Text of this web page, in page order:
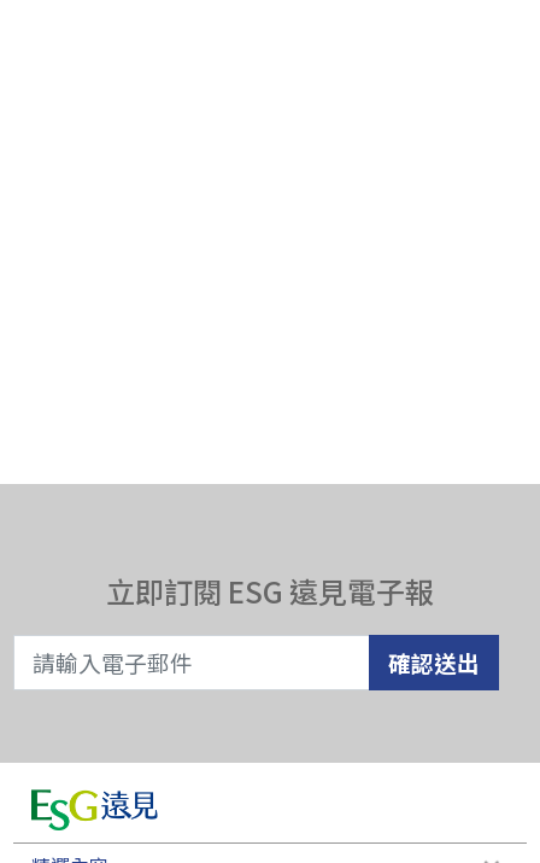
立即訂閱 ESG 遠見電子報
確認送出